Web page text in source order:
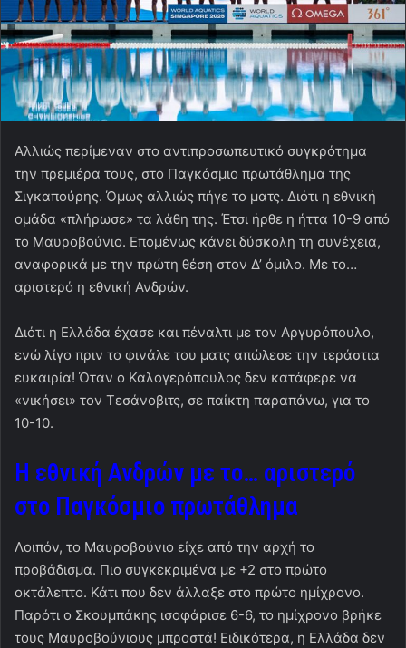
Αλλιώς περίμεναν στο αντιπροσωπευτικό συγκρότημα
την πρεμιέρα τους, στο Παγκόσμιο πρωτάθλημα της
Σιγκαπούρης. Όμως αλλιώς πήγε το ματς. Διότι η εθνική
ομάδα «πλήρωσε» τα λάθη της. Έτσι ήρθε η ήττα 10-9 από
το Μαυροβούνιο. Επομένως κάνει δύσκολη τη συνέχεια,
αναφορικά με την πρώτη θέση στον Δ’ όμιλο. Με το…
αριστερό η εθνική Ανδρών.
Διότι η Ελλάδα έχασε και πέναλτι με τον Αργυρόπουλο,
ενώ λίγο πριν το φινάλε του ματς απώλεσε την τεράστια
ευκαιρία! Όταν ο Καλογερόπουλος δεν κατάφερε να
«νικήσει» τον Τεσάνοβιτς, σε παίκτη παραπάνω, για το
10-10.
Η εθνική Ανδρών με το… αριστερό
στο Παγκόσμιο πρωτάθλημα
Λοιπόν, το Μαυροβούνιο είχε από την αρχή το
προβάδισμα. Πιο συγκεκριμένα με +2 στο πρώτο
οκτάλεπτο. Κάτι που δεν άλλαξε στο πρώτο ημίχρονο.
Παρότι ο Σκουμπάκης ισοφάρισε 6-6, το ημίχρονο βρήκε
τους Μαυροβούνιους μπροστά! Ειδικότερα, η Ελλάδα δεν